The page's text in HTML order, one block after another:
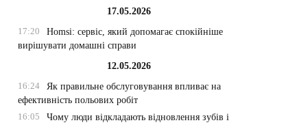
17.05.2026
17:20
Homsi: сервіс, який допомагає спокійніше
вирішувати домашні справи
12.05.2026
16:24
Як правильне обслуговування впливає на
ефективність польових робіт
16:05
Чому люди відкладають відновлення зубів і